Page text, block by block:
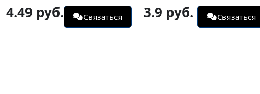
4.49 руб. Связаться 3.9 руб. Связаться